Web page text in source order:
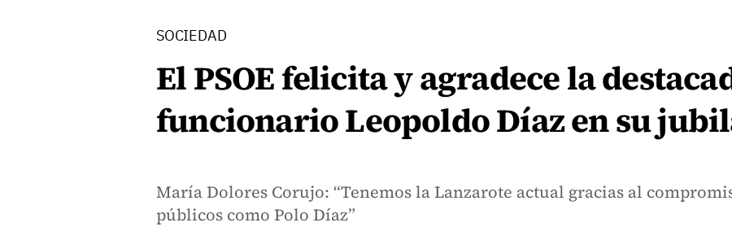
SOCIEDAD
El PSOE felicita y agradece la
funcionario Leopoldo Díaz en su
María Dolores Corujo: “Tenemos la Lanzarote actual gracias al
públicos como Polo Díaz”